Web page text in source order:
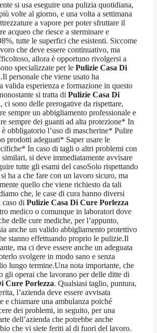
si usa eseguire una pulizia quotidiana,
volte al giorno, e una volta a settimana
a vapore per poter sfruttare il
acqueo che riesce a sterminare e
tutte le superfici che esistenti. Siccome
che deve essere continuativo, ma
allora è opportuno rivolgersi a
specializzate per le Pulizie Casa Di
.Il personale che viene usato ha
valida esperienza e formazione in questo
si tratta di Pulizie Casa Di
, ci sono delle prerogative da rispettare,
sempre un abbigliamento professionale e
sempre dei guanti ad alta protezione* In
obbligatorio l’uso di mascherine* Pulire
prodotti adeguati* Saper usare le
In caso di tagli o altri problemi con
si deve immediatamente avvisare
tutte gli esami del casoSolo rispettando
ha a che fare con un lavoro sicuro, ma
quello che viene richiesto da tali
che, le case di cura hanno diversi
di Pulizie Casa Di Cure Porlezza
medico o comunque in laboratori dove
delle cure mediche, per l’appunto,
anche un valido abbigliamento protettivo
stanno effettuando proprio le pulizie.Il
ma ci deve essere anche un adeguata
svolgere in modo sano e senza
lungo termine.Una nota importante, che
gli operai che lavorano per delle ditte di
Cure Porlezza. Qualsiasi taglio, puntura,
l’azienda deve essere avvisata
e chiamare una ambulanza poiché
dei problemi, in seguito, per una
dell’azienda che potrebbe anche
che vi siete feriti al di fuori del lavoro.